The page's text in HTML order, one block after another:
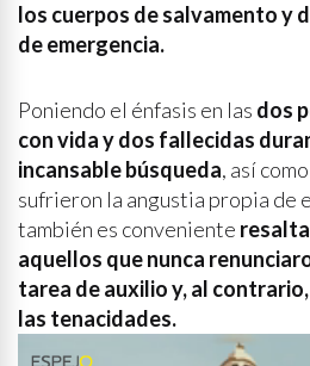
los cuerpos de salvamento y
de emergencia.
Poniendo el énfasis en las dos
con vida y dos fallecidas
incansable búsqueda, así
sufrieron la angustia propia de
también es conveniente
aquellos que nunca
tarea de auxilio y, al
las tenacidades.